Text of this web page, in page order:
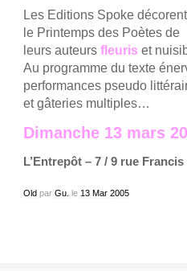
Les Editions Spoke décorent
le Printemps des Poètes de
leurs auteurs fleuris et
Au programme du texte
performances pseudo
et gâteries multiples…
Dimanche 13 mars
L’Entrepôt – 7 / 9 rue
Old par Gu. le 13 Mar 2005